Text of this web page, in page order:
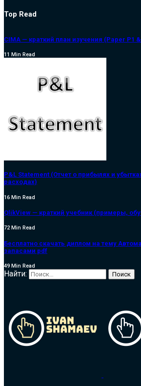
Top Read
CIMA — краткий план изучения (Paper P1
11 Min Read
P&L Statement (Отчет о прибылях и
расходах)
16 Min Read
QlikView — краткий учебник (примеры,
72 Min Read
Бесплатно скачать диплом на тему
запасами pdf
49 Min Read
Найти: